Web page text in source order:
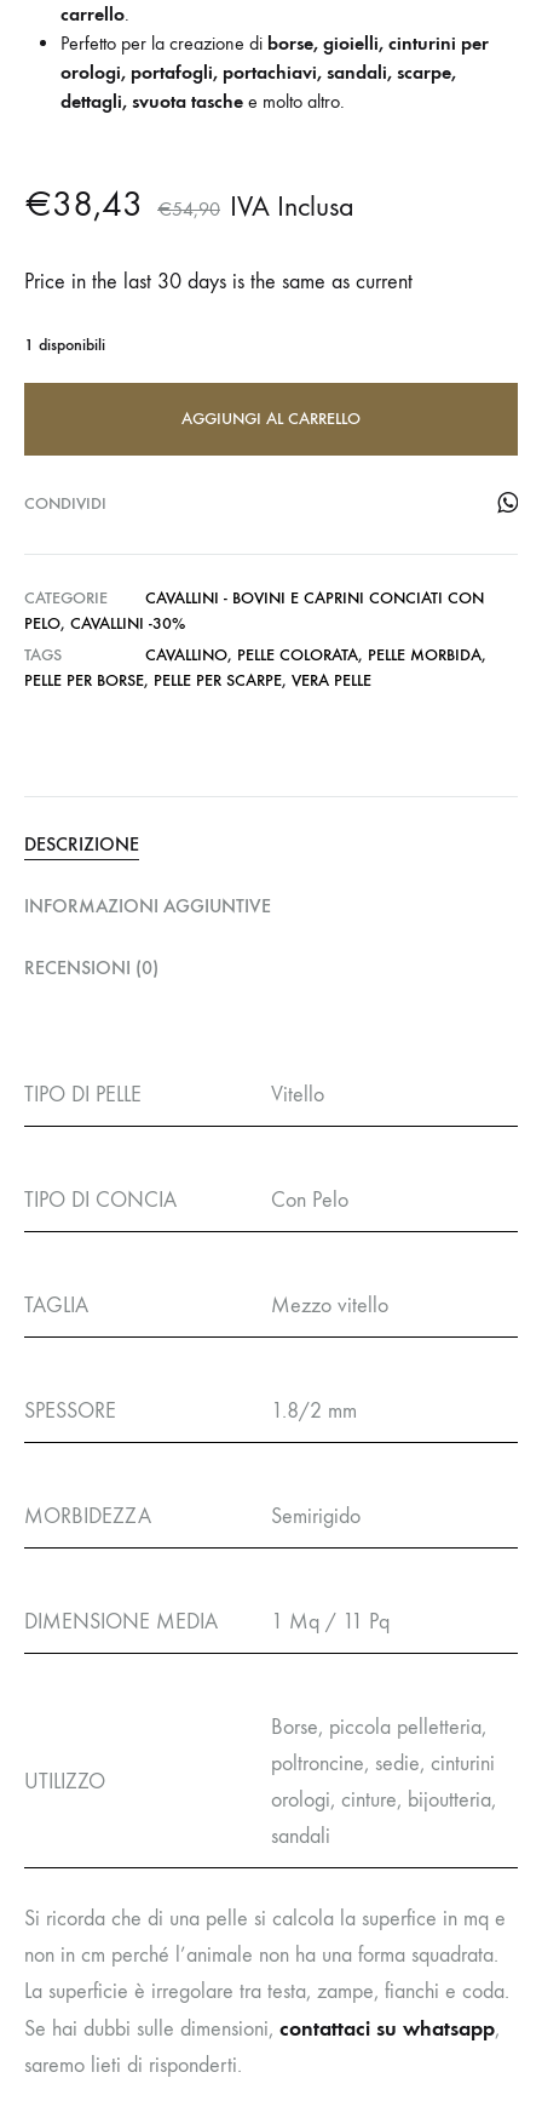
carrello.
Perfetto per la creazione di borse, gioielli, cinturini per
orologi, portafogli, portachiavi, sandali, scarpe,
dettagli, svuota tasche e molto altro.
€38,43 €54,90 IVA Inclusa
Price in the last 30 days is the same as current
1 disponibili
AGGIUNGI AL CARRELLO
CONDIVIDI
CATEGORIE
CAVALLINI - BOVINI E CAPRINI CONCIATI CON
PELO, CAVALLINI -30%
TAGS
CAVALLINO, PELLE COLORATA, PELLE MORBIDA,
PELLE PER BORSE, PELLE PER SCARPE, VERA PELLE
DESCRIZIONE
INFORMAZIONI AGGIUNTIVE
RECENSIONI (0)
TIPO DI PELLE Vitello
TIPO DI CONCIA Con Pelo
TAGLIA Mezzo vitello
SPESSORE 1.8/2 mm
MORBIDEZZA Semirigido
DIMENSIONE MEDIA 1 Mq / 11 Pq
UTILIZZO
Borse, piccola pelletteria,
poltroncine, sedie, cinturini
orologi, cinture, bijoutteria,
sandali
Si ricorda che di una pelle si calcola la superfice in mq e
non in cm perché l’animale non ha una forma squadrata.
La superficie è irregolare tra testa, zampe, fianchi e coda.
Se hai dubbi sulle dimensioni, contattaci su whatsapp,
saremo lieti di risponderti.